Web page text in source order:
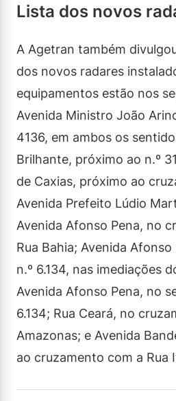
Lista dos novos
A Agetran também
dos novos radares
equipamentos estão nos
Avenida Ministro João
4136, em ambos os
Brilhante, próximo ao n.º
de Caxias, próximo ao
Avenida Prefeito Lúdio
Avenida Afonso Pena, no
Rua Bahia; Avenida
n.º 6.134, nas imediações
Avenida Afonso Pena, no
6.134; Rua Ceará, no
Amazonas; e Avenida
ao cruzamento com a Rua